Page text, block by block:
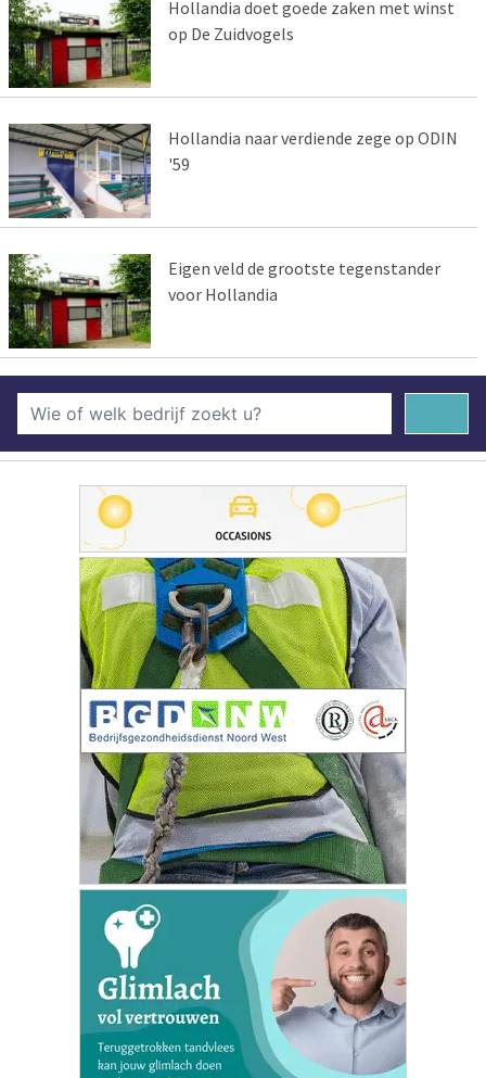
Hollandia doet goede zaken met winst
op De Zuidvogels
Hollandia naar verdiende zege op ODIN
'59
Eigen veld de grootste tegenstander
voor Hollandia